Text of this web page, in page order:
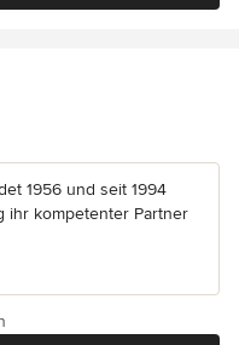
5 Sternen
1956 und seit 1994
ihr kompetenter Partner